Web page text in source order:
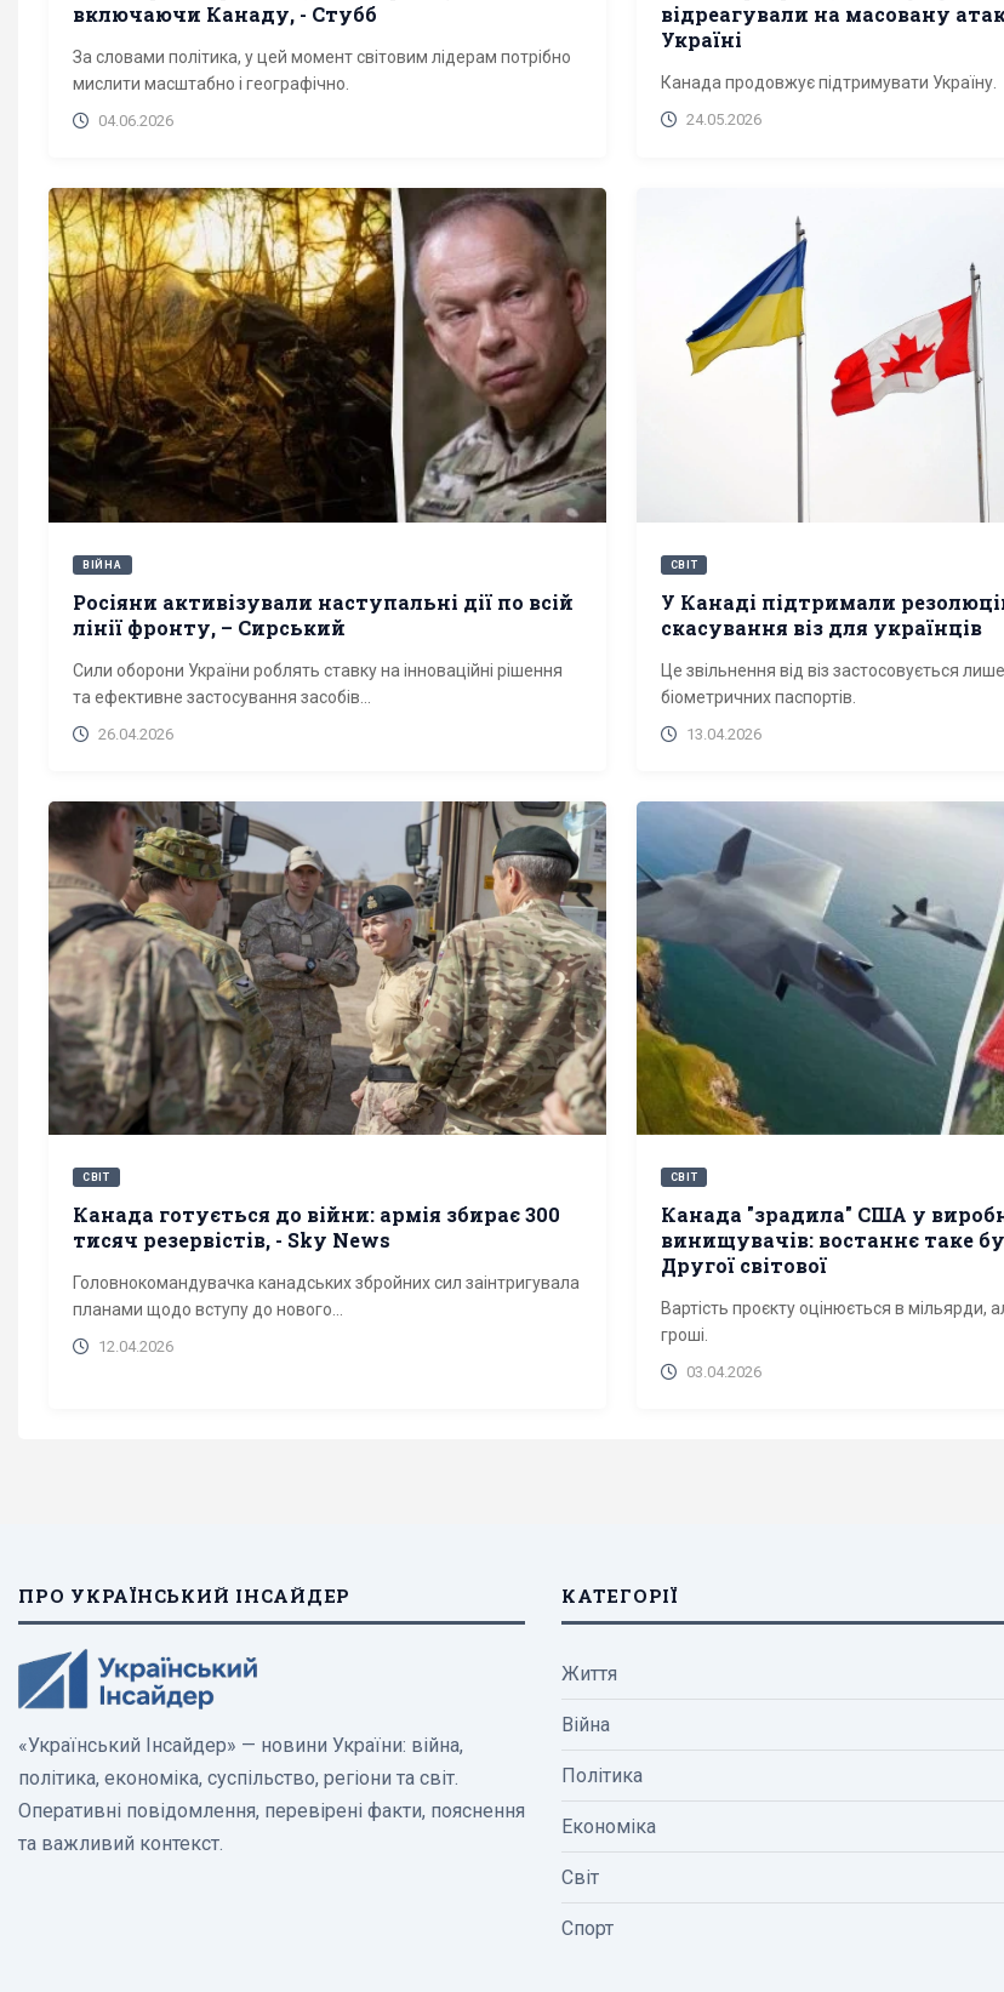
включаючи Канаду, - Стубб
За словами політика, у цей момент світовим лідерам потрібно
мислити масштабно і географічно.
04.06.2026
відреагували на масовану
Україні
Канада продовжує підтримувати Україну.
24.05.2026
ВІЙНА
Росіяни активізували наступальні дії по всій
лінії фронту, – Сирський
Сили оборони України роблять ставку на інноваційні рішення
та ефективне застосування засобів...
26.04.2026
СВІТ
У Канаді підтримали
скасування віз для українців
Це звільнення від віз застосовується
біометричних паспортів.
13.04.2026
СВІТ
Канада готується до війни: армія збирає 300
тисяч резервістів, - Sky News
Головнокомандувачка канадських збройних сил заінтригувала
планами щодо вступу до нового...
12.04.2026
СВІТ
Канада "зрадила" США у
винищувачів: востаннє таке
Другої світової
Вартість проєкту оцінюється в мільярди,
гроші.
03.04.2026
ПРО УКРАЇНСЬКИЙ ІНСАЙДЕР
«Український Інсайдер» — новини України: війна,
політика, економіка, суспільство, регіони та світ.
Оперативні повідомлення, перевірені факти, пояснення
та важливий контекст.
КАТЕГОРІЇ
Життя
Війна
Політика
Економіка
Світ
Спорт